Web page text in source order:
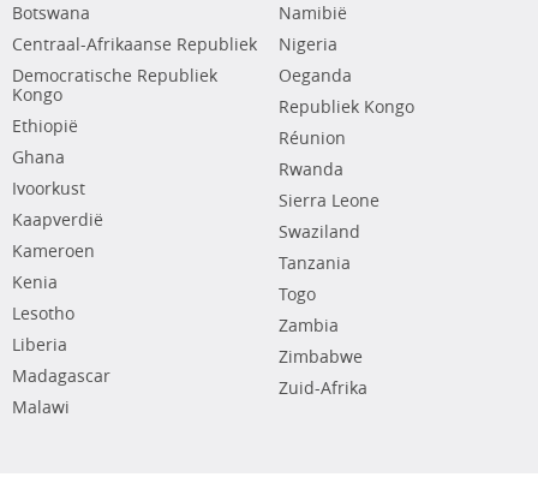
Botswana
Centraal-Afrikaanse Republiek
Democratische Republiek
Kongo
Ethiopië
Ghana
Ivoorkust
Kaapverdië
Kameroen
Kenia
Lesotho
Liberia
Madagascar
Malawi
Namibië
Nigeria
Oeganda
Republiek Kongo
Réunion
Rwanda
Sierra Leone
Swaziland
Tanzania
Togo
Zambia
Zimbabwe
Zuid-Afrika